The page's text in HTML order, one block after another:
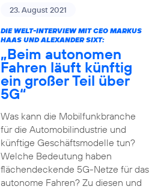
23. August 2021
DIE WELT-INTERVIEW MIT CEO MARKUS
HAAS UND ALEXANDER SIXT:
„Beim autonomen
Fahren läuft künftig
ein großer Teil über
5G“
Was kann die Mobilfunkbranche
für die Automobilindustrie und
künftige Geschäftsmodelle tun?
Welche Bedeutung haben
flächendeckende 5G-Netze für das
autonome Fahren? Zu diesen und